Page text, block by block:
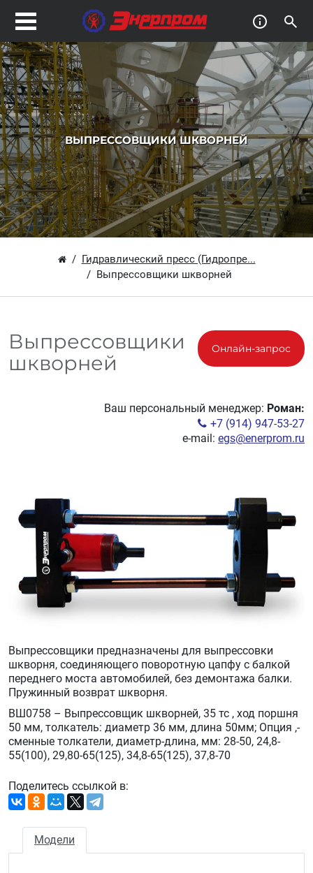
ВЫПРЕССОВЩИКИ ШКВОРНЕЙ
Гидравлический пресс (Гидропре...
Выпрессовщики шкворней
Онлайн-запрос
Выпрессовщики
шкворней
Ваш персональный менеджер: Роман:
+7 (914) 947-53-27
e-mail: egs@enerprom.ru
Выпрессовщики предназначены для выпрессовки
шкворня, соединяющего поворотную цапфу с балкой
переднего моста автомобилей, без демонтажа балки.
Пружинный возврат шкворня.
ВШ0758 – Выпрессовщик шкворней, 35 тс , ход поршня
50 мм, толкатель: диаметр 36 мм, длина 50мм; Опция ,-
сменные толкатели, диаметр-длина, мм: 28-50, 24,8-
55(100), 29,80-65(125), 34,8-65(125), 37,8-70
Поделитесь ссылкой в:
Модели